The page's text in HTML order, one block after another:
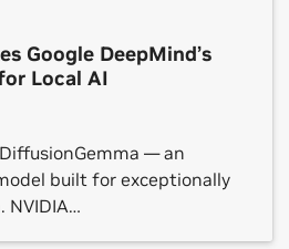
Google DeepMind’s
Local AI
— an
built for exceptionally